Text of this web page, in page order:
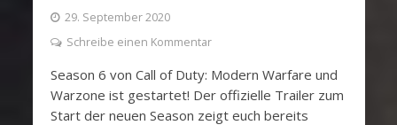
29. September 2020
Schreibe einen Kommentar
Season 6 von Call of Duty: Modern Warfare und
Warzone ist gestartet! Der offizielle Trailer zum
Start der neuen Season zeigt euch bereits